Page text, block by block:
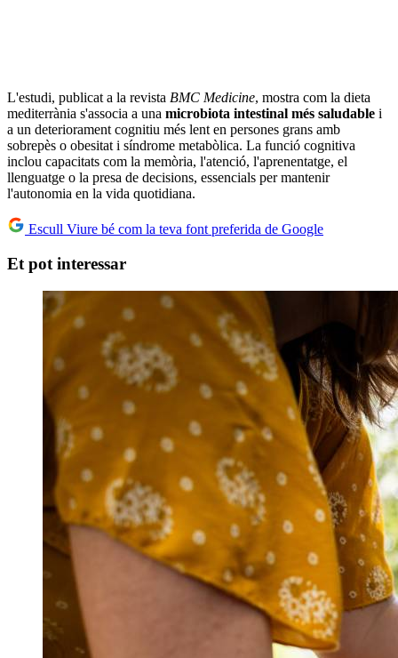
L'estudi, publicat a la revista BMC Medicine, mostra com la dieta
mediterrània s'associa a una microbiota intestinal més saludable i
a un deteriorament cognitiu més lent en persones grans amb
sobrepès o obesitat i síndrome metabòlica. La funció cognitiva
inclou capacitats com la memòria, l'atenció, l'aprenentatge, el
llenguatge o la presa de decisions, essencials per mantenir
l'autonomia en la vida quotidiana.
Escull Viure bé com la teva font preferida de Google
Et pot interessar